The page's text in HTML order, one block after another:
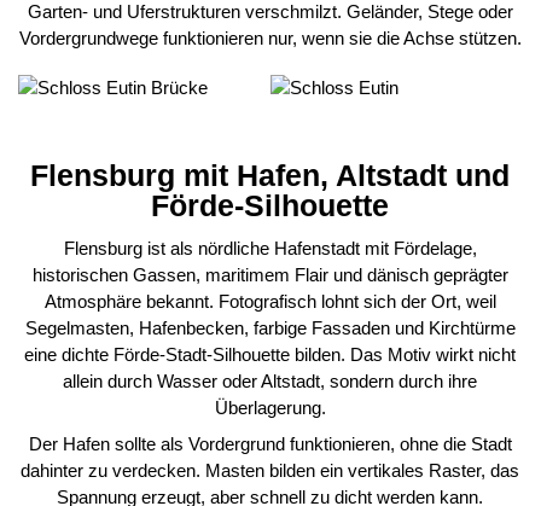
Garten- und Uferstrukturen verschmilzt. Geländer, Stege oder
Vordergrundwege funktionieren nur, wenn sie die Achse stützen.
Flensburg mit Hafen, Altstadt und
Förde-Silhouette
Flensburg ist als nördliche Hafenstadt mit Fördelage,
historischen Gassen, maritimem Flair und dänisch geprägter
Atmosphäre bekannt. Fotografisch lohnt sich der Ort, weil
Segelmasten, Hafenbecken, farbige Fassaden und Kirchtürme
eine dichte Förde-Stadt-Silhouette bilden. Das Motiv wirkt nicht
allein durch Wasser oder Altstadt, sondern durch ihre
Überlagerung.
Der Hafen sollte als Vordergrund funktionieren, ohne die Stadt
dahinter zu verdecken. Masten bilden ein vertikales Raster, das
Spannung erzeugt, aber schnell zu dicht werden kann.